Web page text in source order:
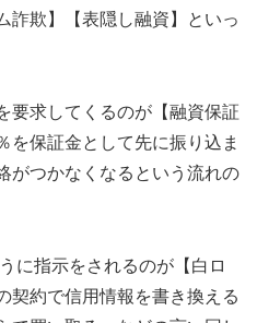
詐欺】【表隠し融資】といっ
要求してくるのが【融資保証
を保証金として先に振り込ま
がつかなくなるという流れの
に指示をされるのが【白ロ
契約で信用情報を書き換える